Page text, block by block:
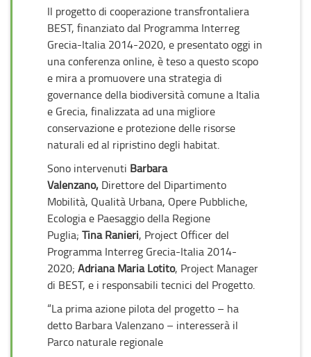
Il progetto di cooperazione transfrontaliera
BEST, finanziato dal Programma Interreg
Grecia-Italia 2014-2020, e presentato oggi in
una conferenza online, è teso a questo scopo
e mira a promuovere una strategia di
governance della biodiversità comune a Italia
e Grecia, finalizzata ad una migliore
conservazione e protezione delle risorse
naturali ed al ripristino degli habitat.
Sono intervenuti Barbara
Valenzano, Direttore del Dipartimento
Mobilità, Qualità Urbana, Opere Pubbliche,
Ecologia e Paesaggio della Regione
Puglia; Tina Ranieri, Project Officer del
Programma Interreg Grecia-Italia 2014-
2020; Adriana Maria Lotito, Project Manager
di BEST, e i responsabili tecnici del Progetto.
“La prima azione pilota del progetto – ha
detto Barbara Valenzano – interesserà il
Parco naturale regionale